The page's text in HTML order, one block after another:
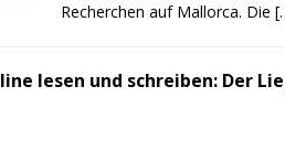
Recherchen auf Mallorca. Die
lesen und schreiben: Der